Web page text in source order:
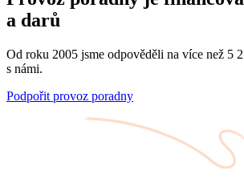
a darů
Od roku 2005 jsme odpověděli na více než 5
s námi.
Podpořit provoz poradny